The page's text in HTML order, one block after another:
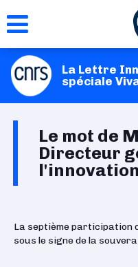
au
principal
La Lettre
spéciale
Le mot de
Directeur
l'innovation
La septième participation
sous le signe de la